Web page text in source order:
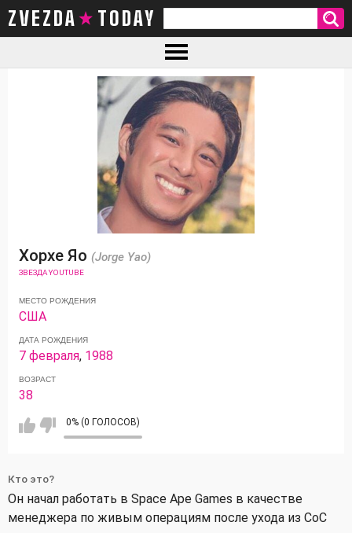
ZVEZDA TODAY
Хорхе Яо (Jorge Yao)
ЗВЕЗДА YOUTUBE
МЕСТО РОЖДЕНИЯ
США
ДАТА РОЖДЕНИЯ
7 февраля, 1988
ВОЗРАСТ
38
0% (0 ГОЛОСОВ)
Кто это?
Он начал работать в Space Ape Games в качестве
менеджера по живым операциям после ухода из CoC